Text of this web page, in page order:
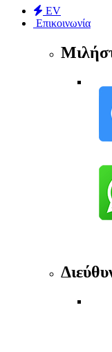
EV
Επικοινωνία